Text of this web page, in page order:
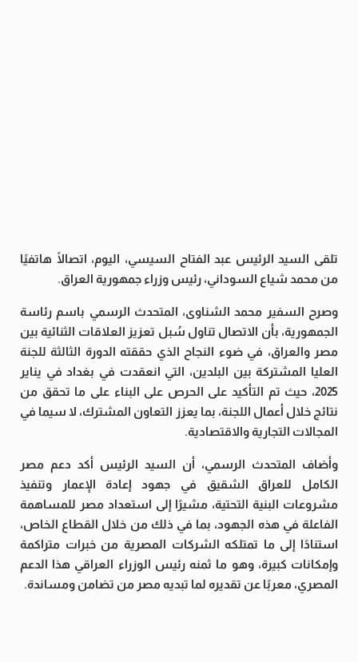
تلقى السيد الرئيس عبد الفتاح السيسي، اليوم، اتصالًا هاتفيًا
من محمد شياع السوداني، رئيس وزراء جمهورية العراق.
وصرح السفير محمد الشناوى، المتحدث الرسمي باسم رئاسة
الجمهورية، بأن الاتصال تناول سُبل تعزيز العلاقات الثنائية بين
مصر والعراق، في ضوء النجاح الذي حققته الدورة الثالثة للجنة
العليا المشتركة بين البلدين، التي انعقدت في بغداد في يناير
2025، حيث تم التأكيد على الحرص على البناء على ما تحقق من
نتائج خلال أعمال اللجنة، بما يعزز التعاون المشترك، لا سيما في
المجالات التجارية والاقتصادية.
وأضاف المتحدث الرسمي، أن السيد الرئيس أكد دعم مصر
الكامل للعراق الشقيق في جهود إعادة الإعمار وتنفيذ
مشروعات البنية التحتية، مشيرًا إلى استعداد مصر للمساهمة
الفاعلة في هذه الجهود، بما في ذلك من خلال القطاع الخاص،
استنادًا إلى ما تمتلكه الشركات المصرية من خبرات متراكمة
وإمكانات كبيرة، وهو ما ثمنه رئيس الوزراء العراقي هذا الدعم
المصري، معربًا عن تقديره لما تبديه مصر من تضامن ومساندة.